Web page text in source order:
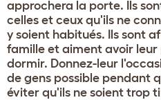
approchera la porte. Ils
celles et ceux qu'ils ne
y soient habitués. Ils sont
famille et aiment avoir
dormir. Donnez-leur
de gens possible pendant
éviter qu'ils ne soient trop